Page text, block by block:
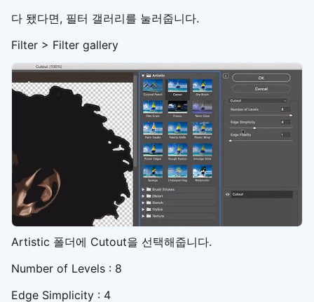
다 됐다면, 필터 갤러리를 눌러줍니다.
Filter > Filter gallery
Artistic 폴더에 Cutout을 선택해줍니다.
Number of Levels : 8
Edge Simplicity : 4